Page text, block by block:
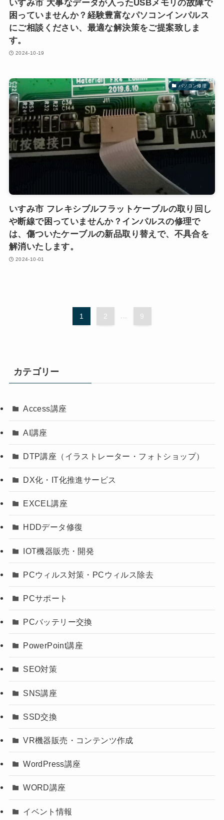
いすみ市 大事なデータが入ったUSBメモリの故障で
困っていませんか？経験豊富なパソコンインパルス
にご相談ください、最適な解決策をご提案致しま
す。
2024-10-19
パソコン修理
いすみ市 フレキシブルフラットケーブルの取り回し
や断線で困っていませんか？インパルスの修理で
は、傷ついたケーブルの新品取り替えで、不具合を
解消いたします。
2024-10-01
1 2 ... 9
カテゴリー
Access講座
AI講座
DTP講座（イラストレーター・フォトショップ）
DX化・IT化推進サービス
EXCEL講座
HDDデータ修復
IOT機器販売・開発
PCウィルス対策・PCウィルス除去
PCサポート
PCバッテリー交換
PowerPoint講座
SEO対策
SNS講座
SSD交換
VR機器販売・コンテンツ作成
WordPress講座
WORD講座
イベント情報